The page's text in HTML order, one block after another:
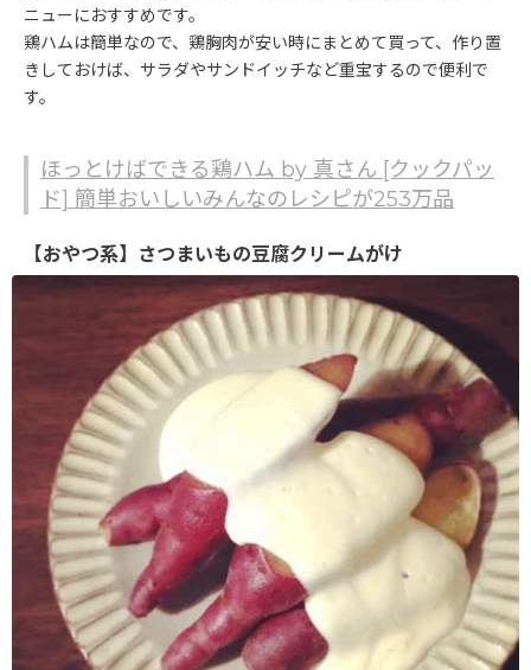
ニューにおすすめです。
鶏ハムは簡単なので、鶏胸肉が安い時にまとめて買って、作り置
きしておけば、サラダやサンドイッチなど重宝するので便利で
す。
ほっとけばできる鶏ハム by 真さん [クックパッ
ド] 簡単おいしいみんなのレシピが253万品
【おやつ系】さつまいもの豆腐クリームがけ